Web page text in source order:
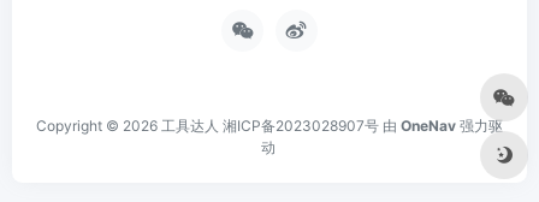
Copyright © 2026 工具达人 湘ICP备2023028907号 由 OneNav 强力驱
动